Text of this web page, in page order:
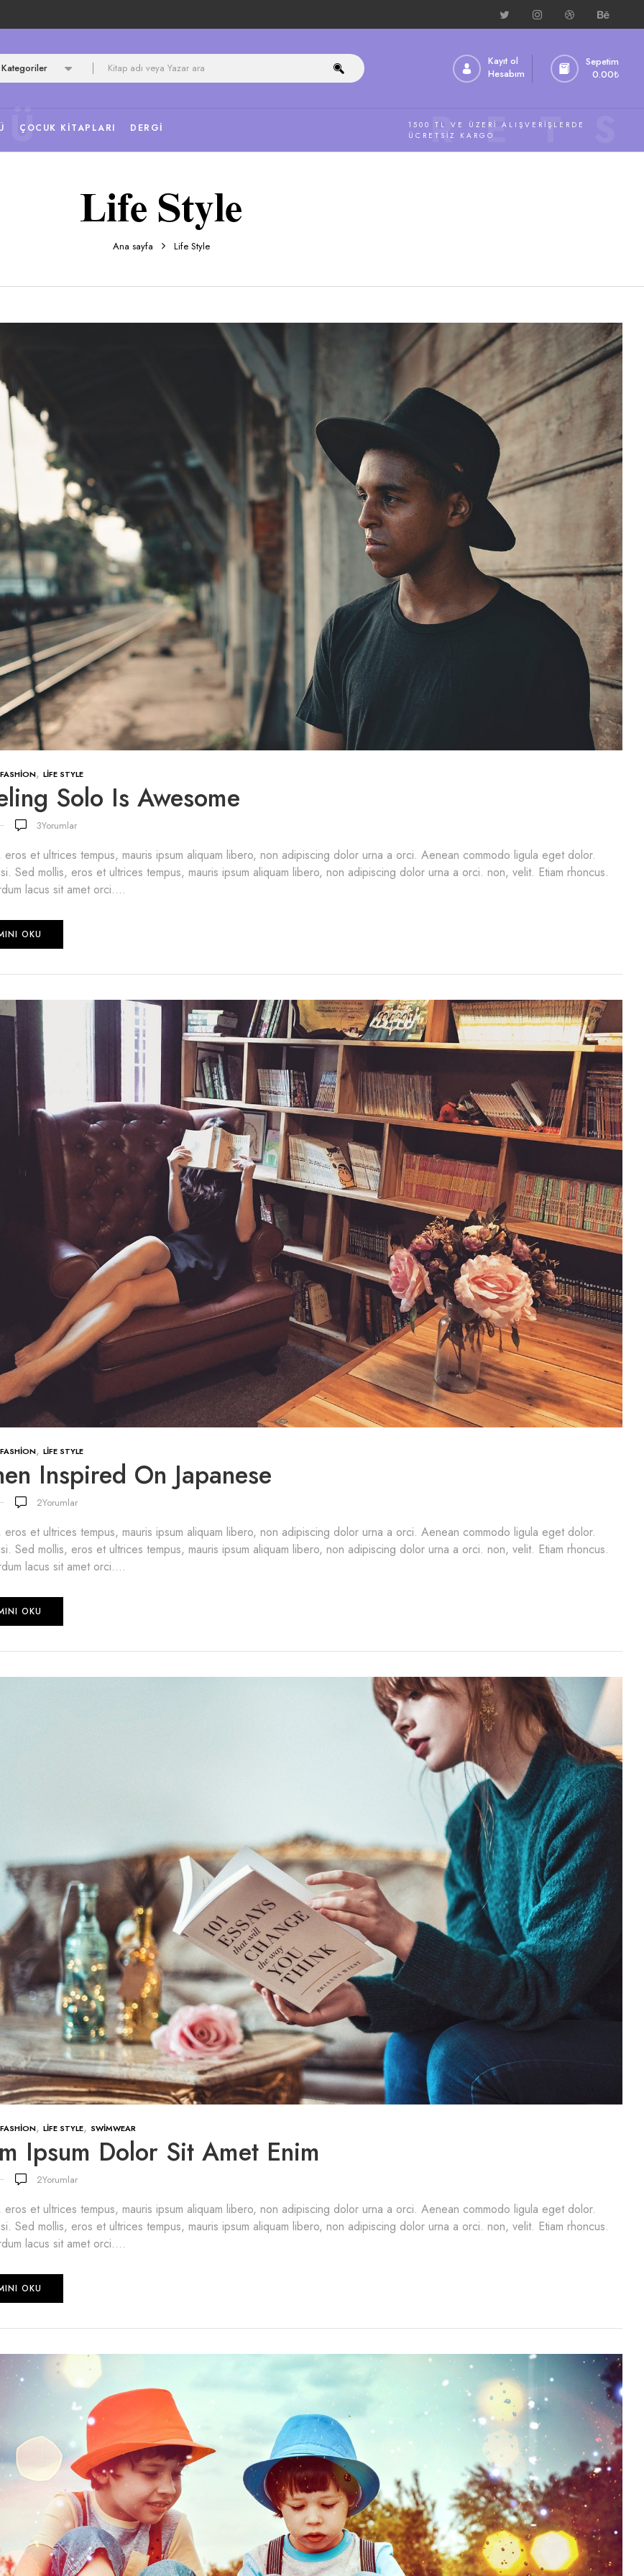
Kayıt ol
Hesabım
Sepetim
0.00₺
ÇOCUK KITAPLARI DERGI
1500 TL VE ÜZERI ALIŞVERIŞLERDE
ÜCRETSIZ KARGO
Life Style
Ana sayfa Life Style
FASHION, LIFE STYLE
Solo Is Awesome
3Yorumlar
eros et ultrices tempus, mauris ipsum aliquam libero, non adipiscing dolor urna a orci. Aenean commodo ligula eget dolor.
Sed mollis, eros et ultrices tempus, mauris ipsum aliquam libero, non adipiscing dolor urna a orci. non, velit. Etiam rhoncus.
lacus sit amet orci....
OKU
FASHION, LIFE STYLE
Inspired On Japanese
2Yorumlar
eros et ultrices tempus, mauris ipsum aliquam libero, non adipiscing dolor urna a orci. Aenean commodo ligula eget dolor.
Sed mollis, eros et ultrices tempus, mauris ipsum aliquam libero, non adipiscing dolor urna a orci. non, velit. Etiam rhoncus.
lacus sit amet orci....
OKU
FASHION, LIFE STYLE, SWIMWEAR
Ipsum Dolor Sit Amet Enim
2Yorumlar
eros et ultrices tempus, mauris ipsum aliquam libero, non adipiscing dolor urna a orci. Aenean commodo ligula eget dolor.
Sed mollis, eros et ultrices tempus, mauris ipsum aliquam libero, non adipiscing dolor urna a orci. non, velit. Etiam rhoncus.
lacus sit amet orci....
OKU